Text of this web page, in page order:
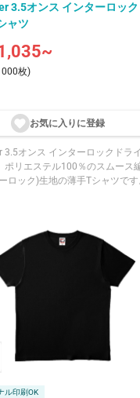
3.5オンス インターロック
ャツ
枚)
お気に入りに登録
3.5オンス インターロックドラ
ポリエステル100％のスムース
ロック)生地の薄手Tシャツで
用感が魅力です。UPF50のUVカ
備え、運動会やキャンプ、夏フ
時間の屋外活動に向いています
ブラック・ネイビーなどの定番
ライム・デイジー・ホットピン
かなカラーまで、豊富な15色展
ル印刷OK